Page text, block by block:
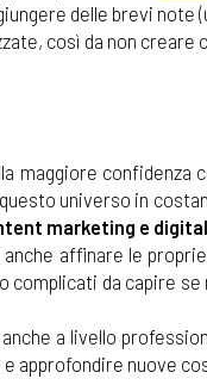
delle brevi note
così da non
maggiore confidenza
universo in
marketing e
anche affinare le
da capire se
a livello
approfondire nuove